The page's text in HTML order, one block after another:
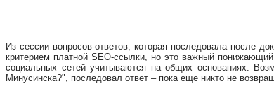
Из сессии вопросов-ответов, которая последовала после
критерием платной SEO-ссылки, но это важный
социальных сетей учитываются на общих основаниях.
Минусинска?", последовал ответ – пока еще никто не